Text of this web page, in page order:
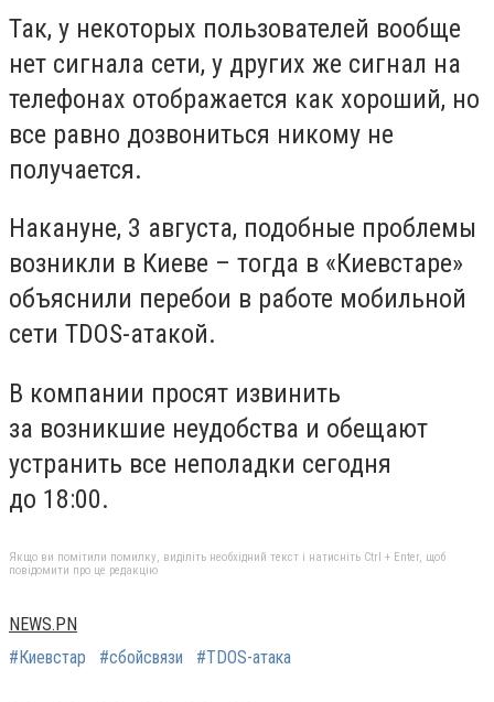
Так, у некоторых пользователей вообще
нет сигнала сети, у других же сигнал на
телефонах отображается как хороший, но
все равно дозвониться никому не
получается.
Накануне, 3 августа, подобные проблемы
возникли в Киеве – тогда в «Киевстаре»
объяснили перебои в работе мобильной
сети TDOS-атакой.
В компании просят извинить
за возникшие неудобства и обещают
устранить все неполадки сегодня
до 18:00.
Якщо ви помітили помилку, виділіть необхідний текст і натисніть Ctrl + Enter, щоб
повідомити про це редакцію
NEWS.PN
#Киевстар
#сбойсвязи #TDOS-атака